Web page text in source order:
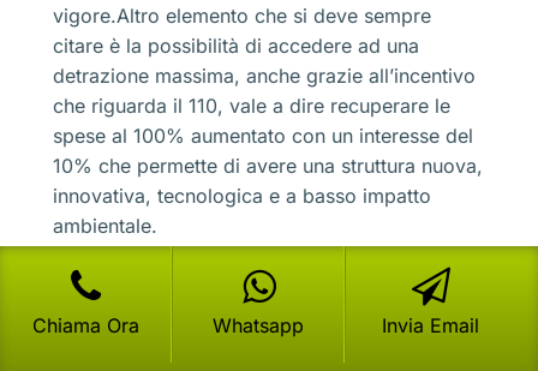
vigore.Altro elemento che si deve sempre
citare è la possibilità di accedere ad una
detrazione massima, anche grazie all’incentivo
che riguarda il 110, vale a dire recuperare le
spese al 100% aumentato con un interesse del
10% che permette di avere una struttura nuova,
innovativa, tecnologica e a basso impatto
ambientale.
Assistenza Centrale Termica
Beretta Via Concordia Mezzago
una buona potenza con ridotti
Chiama Ora Whatsapp Invia Email